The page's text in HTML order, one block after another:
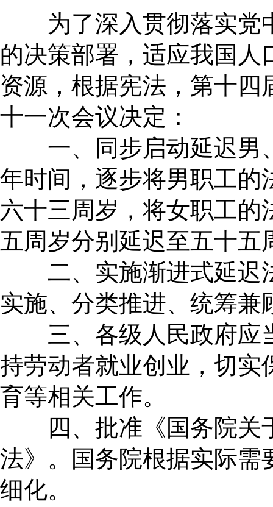
为了深入贯彻落实党
的决策部署，适应我国
资源，根据宪法，第十
十一次会议决定：
一、同步启动延迟男
年时间，逐步将男职工的
六十三周岁，将女职工
五周岁分别延迟至五十五
二、实施渐进式延迟
实施、分类推进、统筹兼
三、各级人民政府应
持劳动者就业创业，切实
育等相关工作。
四、批准《国务院关
法》。国务院根据实际需
细化。